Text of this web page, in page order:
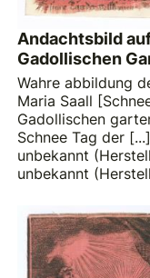
Andachtsbild
Gadollischen
Wahre abbildung
Maria Saall
Gadollischen
Schnee Tag der
unbekannt
unbekannt